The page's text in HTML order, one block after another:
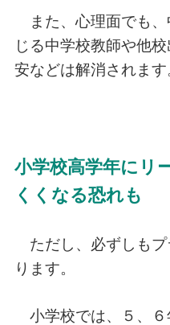
また、心理面でも、
じる中学校教師や他
安などは解消されます
小学校高学年にリ
くくなる恐れも
ただし、必ずしもプ
ります。
小学校では、５、６